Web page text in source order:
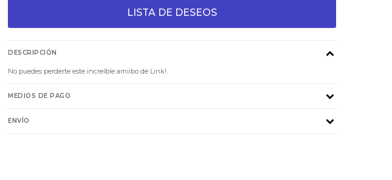
DESCRIPCIÓN
No puedes perderte este increíble amiibo de Link!.
MEDIOS DE PAGO
ENVÍO